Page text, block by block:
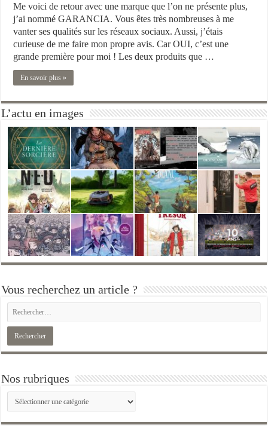
Me voici de retour avec une marque que l’on ne présente plus,
j’ai nommé GARANCIA. Vous êtes très nombreuses à me
vanter ses qualités sur les réseaux sociaux. Aussi, j’étais
curieuse de me faire mon propre avis. Car OUI, c’est une
grande première pour moi ! Les deux produits que …
En savoir plus »
L’actu en images
Vous recherchez un article ?
Nos rubriques
Nos
rubriques